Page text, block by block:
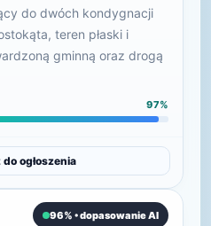
do dwóch kondygnacji
teren płaski i
gminną oraz drogą
97%
ogłoszenia
96% • dopasowanie AI